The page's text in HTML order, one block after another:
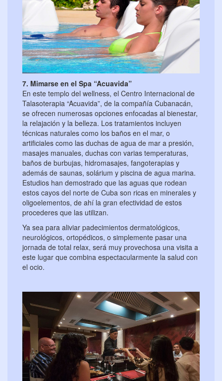
7. Mimarse en el Spa “Acuavida”
En este templo del wellness, el Centro Internacional de
Talasoterapia “Acuavida”, de la compañía Cubanacán,
se ofrecen numerosas opciones enfocadas al bienestar,
la relajación y la belleza. Los tratamientos incluyen
técnicas naturales como los baños en el mar, o
artificiales como las duchas de agua de mar a presión,
masajes manuales, duchas con varias temperaturas,
baños de burbujas, hidromasajes, fangoterapias y
además de saunas, solárium y piscina de agua marina.
Estudios han demostrado que las aguas que rodean
estos cayos del norte de Cuba son ricas en minerales y
oligoelementos, de ahí la gran efectividad de estos
procederes que las utilizan.
Ya sea para aliviar padecimientos dermatológicos,
neurológicos, ortopédicos, o simplemente pasar una
jornada de total relax, será muy provechosa una visita a
este lugar que combina espectacularmente la salud con
el ocio.